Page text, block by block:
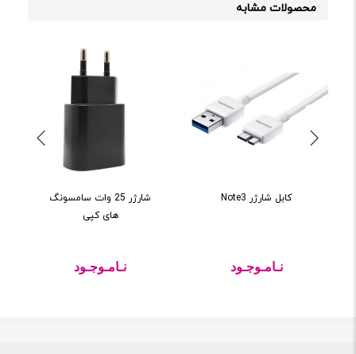
محصولات مشابه
کابل شارژر Note3
نـامـوجـود
شارژر 25 وات سامسونگ
های کپی
نـامـوجـود